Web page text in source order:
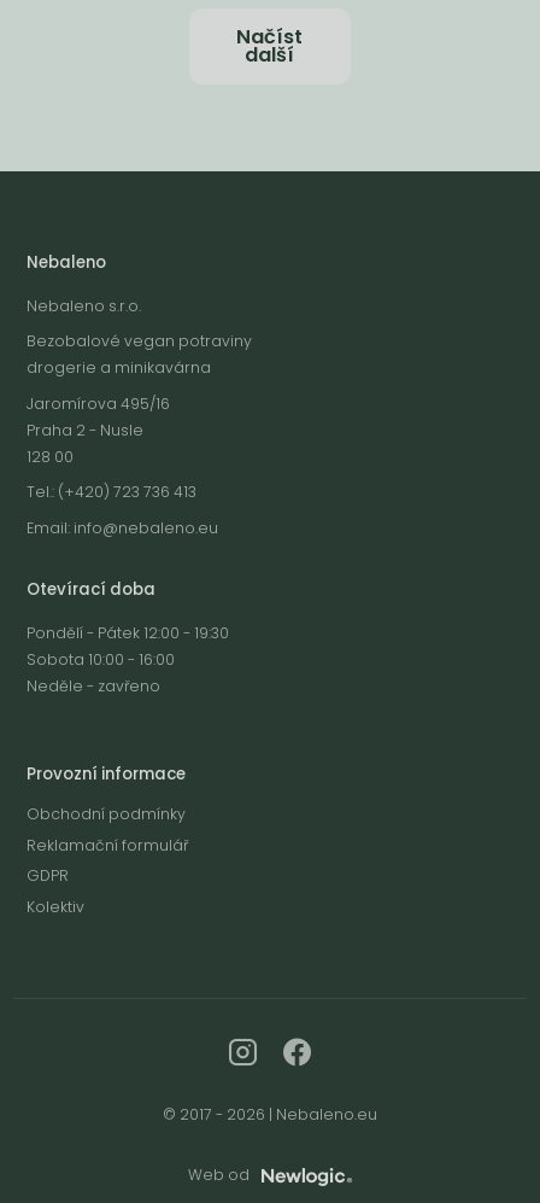
Načíst
další
Nebaleno
Nebaleno s.r.o.
Bezobalové vegan potraviny
drogerie a minikavárna
Jaromírova 495/16
Praha 2 - Nusle
128 00
Tel.: (+420) 723 736 413
Email: info@nebaleno.eu
Otevírací doba
Pondělí - Pátek 12:00 - 19:30
Sobota 10:00 - 16:00
Neděle - zavřeno
Provozní informace
Obchodní podmínky
Reklamační formulář
GDPR
Kolektiv
© 2017 - 2026 | Nebaleno.eu
Web od